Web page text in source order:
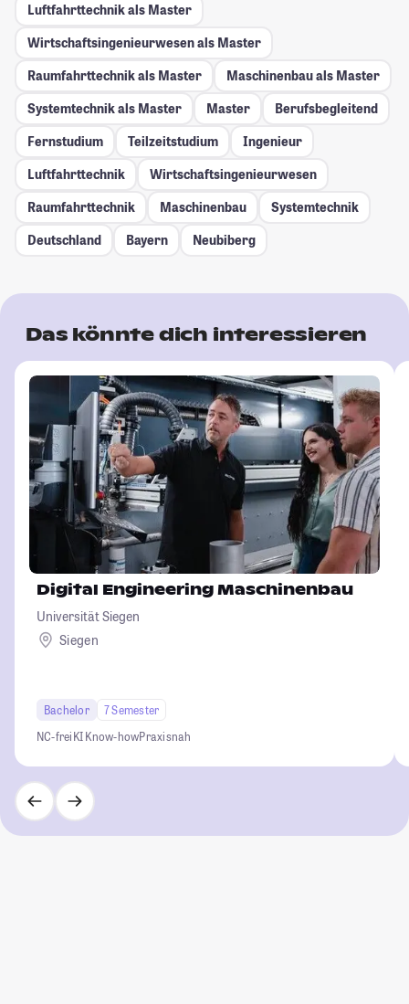
Luftfahrttechnik als Master
Wirtschaftsingenieurwesen als Master
Raumfahrttechnik als Master
Maschinenbau als Master
Systemtechnik als Master
Master
Berufsbegleitend
Fernstudium
Teilzeitstudium
Ingenieur
Luftfahrttechnik
Wirtschaftsingenieurwesen
Raumfahrttechnik
Maschinenbau
Systemtechnik
Deutschland
Bayern Neubiberg
Das könnte dich interessieren
Digital Engineering Maschinenbau
Universität Siegen
Siegen
Bachelor
7 Semester
NC-freiKI Know-howPraxisnah